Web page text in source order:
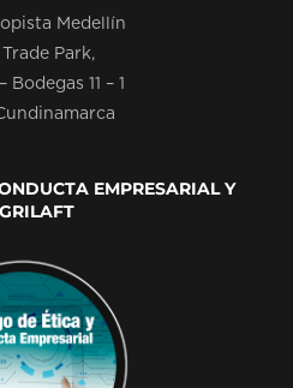
Medellín
Park,
Bodegas 11 – 1
EMPRESARIAL Y